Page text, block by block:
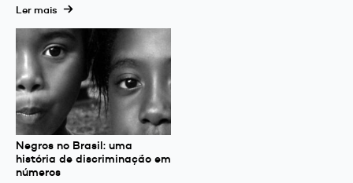
Ler mais
Negros no Brasil: uma
história de discriminação em
números